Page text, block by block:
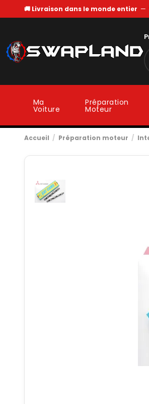
🚚 Livraison dans le monde entier —
Ma
Voiture
Préparation
Moteur
Accueil Préparation moteur